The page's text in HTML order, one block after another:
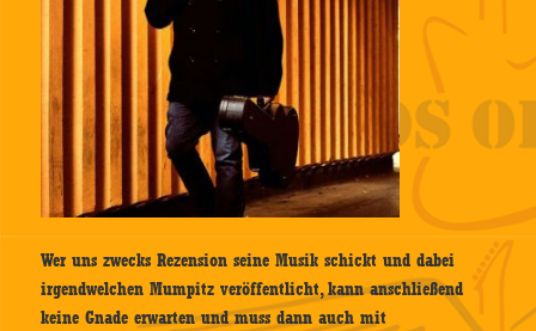
Wer uns zwecks Rezension seine Musik schickt und dabei
irgendwelchen Mumpitz veröffentlicht, kann anschließend
keine Gnade erwarten und muss dann auch mit